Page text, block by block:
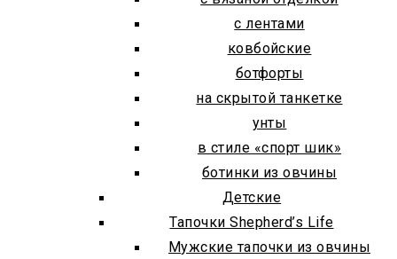
с лентами
ковбойские
ботфорты
на скрытой танкетке
унты
в стиле «спорт шик»
ботинки из овчины
Детские
Тапочки Shepherd’s Life
Мужские тапочки из овчины